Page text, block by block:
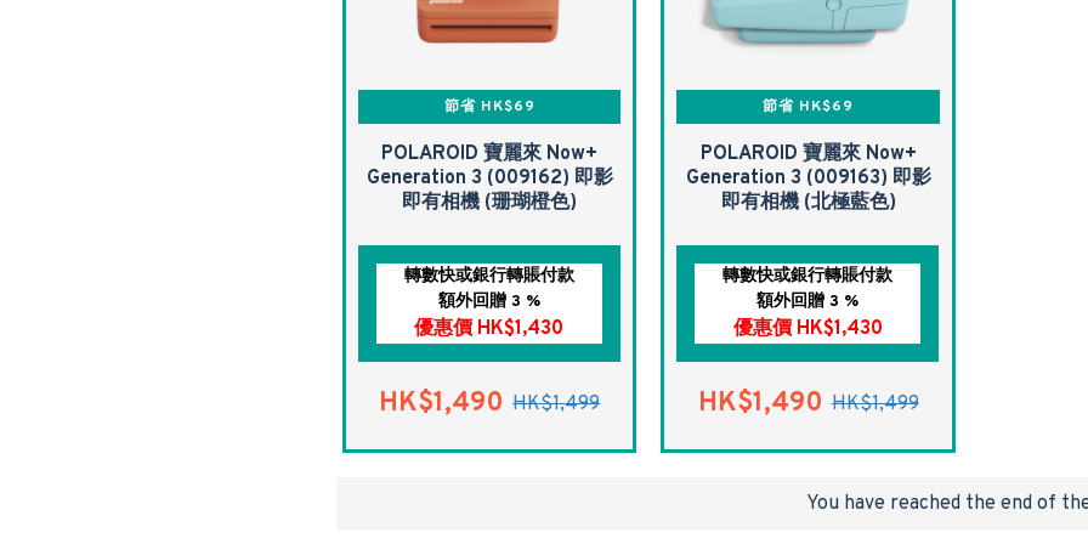
節省 HK$69
POLAROID 寶麗來 Now+
Generation 3 (009162) 即影
即有相機 (珊瑚橙色)
轉數快或銀行轉賬付款
額外回贈 3 %
優惠價 HK$1,430
HK$1,490 HK$1,499
節省 HK$69
POLAROID 寶麗來 Now+
Generation 3 (009163) 即影
即有相機 (北極藍色)
轉數快或銀行轉賬付款
額外回贈 3 %
優惠價 HK$1,430
HK$1,490 HK$1,499
You have reached the end of